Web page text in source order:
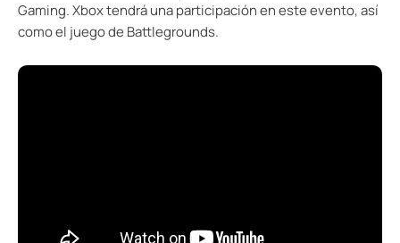
Gaming. Xbox tendrá una participación en este evento, así
como el juego de Battlegrounds.